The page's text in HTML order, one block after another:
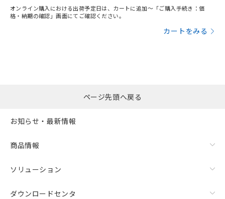
オンライン購入における出荷予定日は、カートに追加～「ご購入手続き：価
格・納期の確認」画面にてご確認ください。
カートをみる
ページ先頭へ戻る
お知らせ・最新情報
商品情報
ソリューション
ダウンロードセンタ